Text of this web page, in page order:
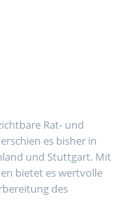
Rat- und
es bisher in
und Stuttgart. Mit
bietet es wertvolle
des